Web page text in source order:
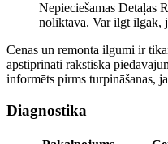
Nepieciešamas Detaļas
noliktavā. Var ilgt ilgāk,
Cenas un remonta ilgumi ir
apstiprināti rakstiskā
informēts pirms turpināšanas,
Diagnostika